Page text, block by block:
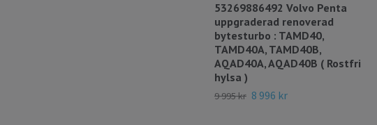
53269886492 Volvo Penta
uppgraderad renoverad
bytesturbo : TAMD40,
TAMD40A, TAMD40B,
AQAD40A, AQAD40B ( Rostfri
hylsa )
9 995 kr 8 996 kr